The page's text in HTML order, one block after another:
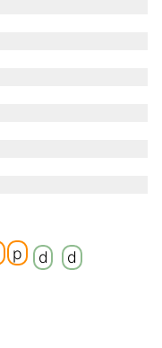
p d d